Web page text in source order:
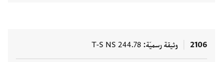
2106 وثيقة رسميّة T-S NS 244.78